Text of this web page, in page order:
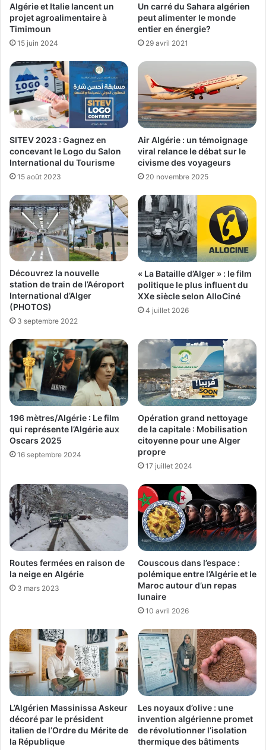
Algérie et Italie lancent un
projet agroalimentaire à
Timimoun
15 juin 2024
Un carré du Sahara algérien
peut alimenter le monde
entier en énergie?
29 avril 2021
SITEV 2023 : Gagnez en
concevant le Logo du Salon
International du Tourisme
15 août 2023
Air Algérie : un témoignage
viral relance le débat sur le
civisme des voyageurs
20 novembre 2025
Découvrez la nouvelle
station de train de l’Aéroport
International d’Alger
(PHOTOS)
3 septembre 2022
« La Bataille d’Alger » : le film
politique le plus influent du
XXe siècle selon AlloCiné
4 juillet 2026
196 mètres/Algérie : Le film
qui représente l’Algérie aux
Oscars 2025
16 septembre 2024
Opération grand nettoyage
de la capitale : Mobilisation
citoyenne pour une Alger
propre
17 juillet 2024
Routes fermées en raison de
la neige en Algérie
3 mars 2023
Couscous dans l’espace :
polémique entre l’Algérie et le
Maroc autour d’un repas
lunaire
10 avril 2026
L’Algérien Massinissa Askeur
décoré par le président
italien de l’Ordre du Mérite de
la République
Les noyaux d’olive : une
invention algérienne promet
de révolutionner l’isolation
thermique des bâtiments